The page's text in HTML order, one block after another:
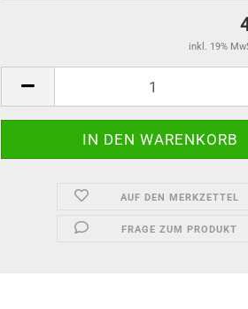
Haus - Freizeit - Garten
Garten-Zubehör
inkl. 19%
AUF DEN MERKZETTEL
FRAGE ZUM PRODUKT